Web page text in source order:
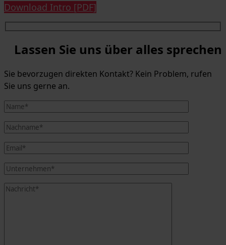
Download Intro [PDF]
Lassen Sie uns über alles sprechen
Sie bevorzugen direkten Kontakt? Kein Problem, rufen
Sie uns gerne an.